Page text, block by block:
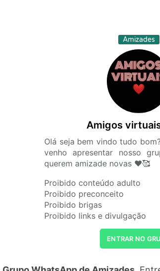
Amizades
Amigos
Olá seja bem vindo tudo
venho apresentar nosso
querem amizade novas ❤️🥰
Proibido conteúdo adulto
Proibido preconceito
Proibido brigas
Proibido links e divulgação
ENTRAR NO